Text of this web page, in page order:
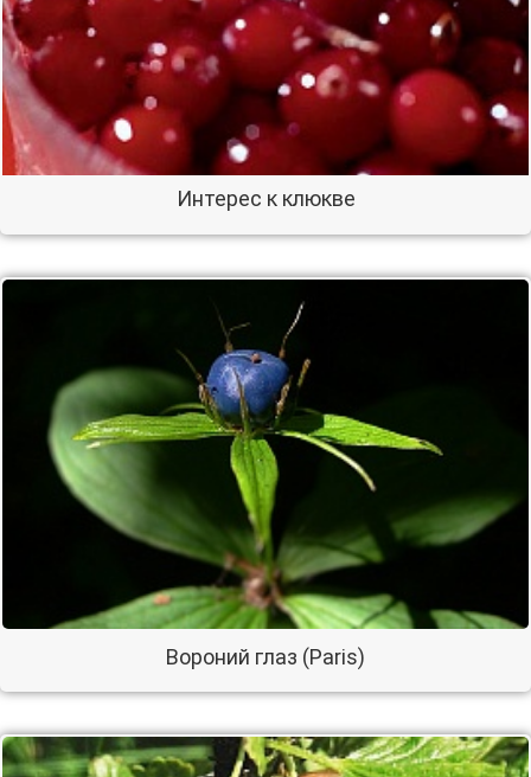
Интерес к клюкве
Вороний глаз (Paris)